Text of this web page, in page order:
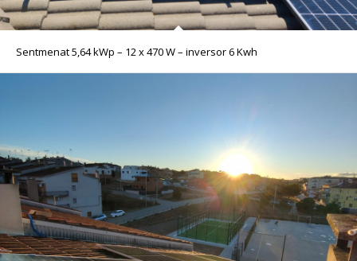
Sentmenat 5,64 kWp – 12 x 470 W – inversor 6 Kwh